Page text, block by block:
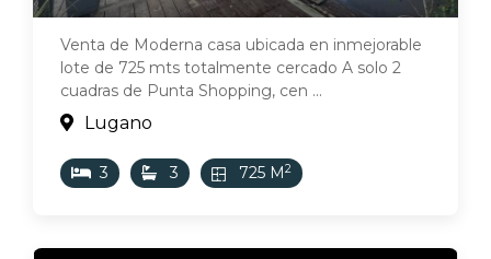
Venta de Moderna casa ubicada en inmejorable
lote de 725 mts totalmente cercado A solo 2
cuadras de Punta Shopping, cen ...
Lugano
3 3 725 M2